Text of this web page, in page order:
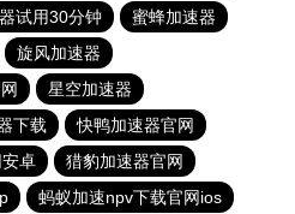
试用30分钟
蜜蜂加速器
旋风加速器
星空加速器
下载
快鸭加速器官网
卓
猎豹加速器官网
蚂蚁加速npv下载官网ios